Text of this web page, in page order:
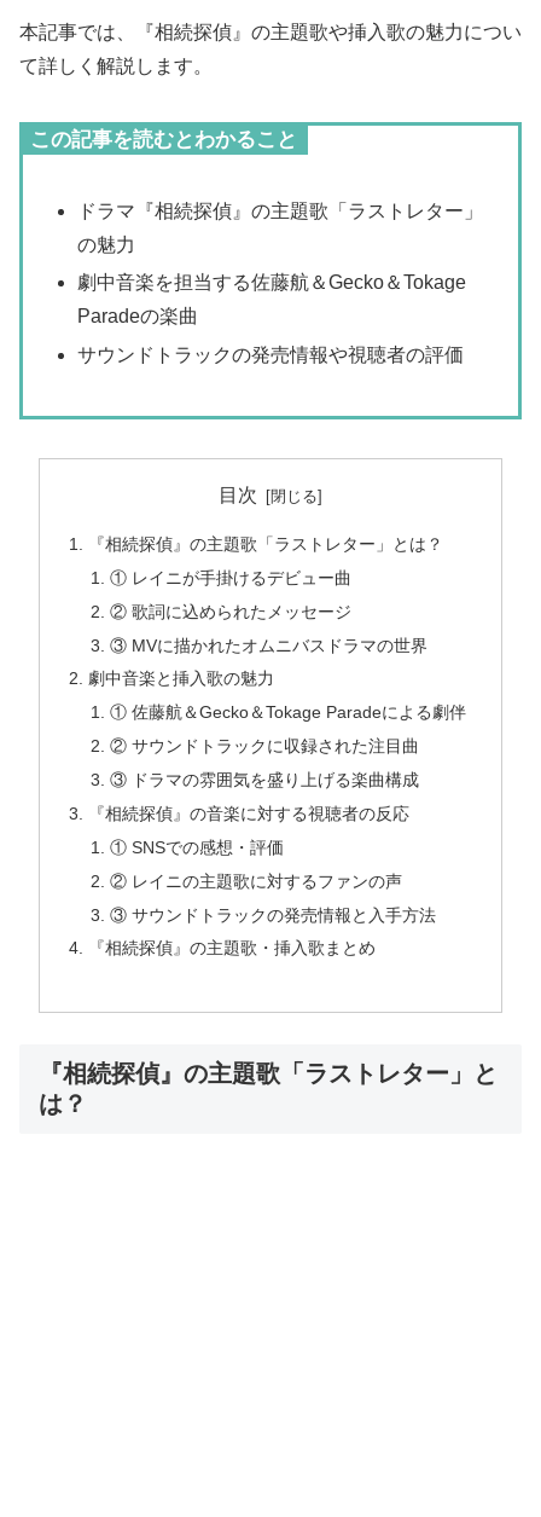
本記事では、『相続探偵』の主題歌や挿入歌の魅力につい
て詳しく解説します。
この記事を読むとわかること
ドラマ『相続探偵』の主題歌「ラストレター」
の魅力
劇中音楽を担当する佐藤航＆Gecko＆Tokage
Paradeの楽曲
サウンドトラックの発売情報や視聴者の評価
目次
『相続探偵』の主題歌「ラストレター」とは？
① レイニが手掛けるデビュー曲
② 歌詞に込められたメッセージ
③ MVに描かれたオムニバスドラマの世界
劇中音楽と挿入歌の魅力
① 佐藤航＆Gecko＆Tokage Paradeによる劇伴
② サウンドトラックに収録された注目曲
③ ドラマの雰囲気を盛り上げる楽曲構成
『相続探偵』の音楽に対する視聴者の反応
① SNSでの感想・評価
② レイニの主題歌に対するファンの声
③ サウンドトラックの発売情報と入手方法
『相続探偵』の主題歌・挿入歌まとめ
『相続探偵』の主題歌「ラストレター」と
は？